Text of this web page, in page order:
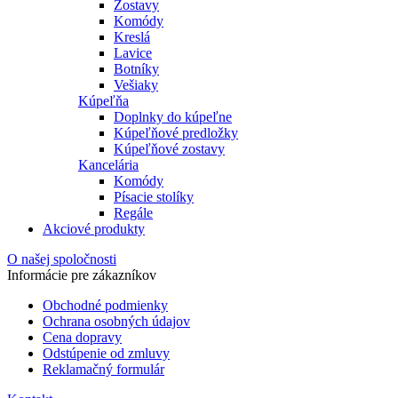
Zostavy
Komódy
Kreslá
Lavice
Botníky
Vešiaky
Kúpeľňa
Doplnky do kúpeľne
Kúpeľňové predložky
Kúpeľňové zostavy
Kancelária
Komódy
Písacie stolíky
Regále
Akciové produkty
O našej spoločnosti
Informácie pre zákazníkov
Obchodné podmienky
Ochrana osobných údajov
Cena dopravy
Odstúpenie od zmluvy
Reklamačný formulár